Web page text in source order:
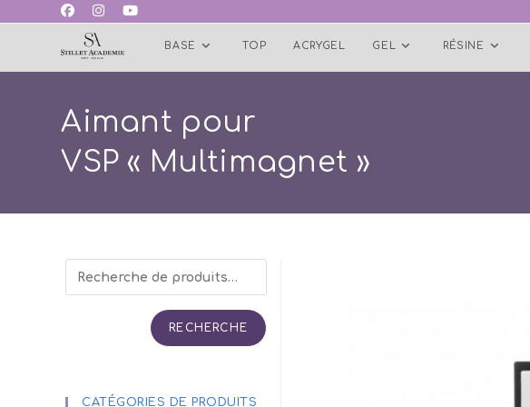
BASE TOP ACRYGEL GEL RÉSINE
Aimant pour
VSP « Multimagnet »
RECHERCHE
CATÉGORIES DE PRODUITS